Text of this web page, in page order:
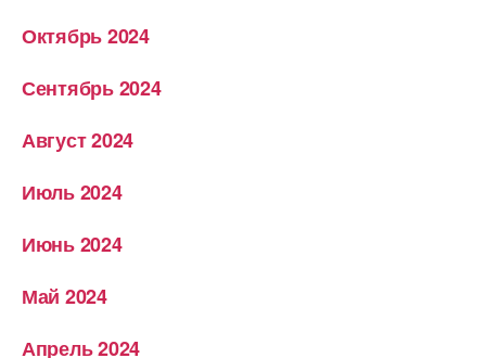
Октябрь 2024
Сентябрь 2024
Август 2024
Июль 2024
Июнь 2024
Май 2024
Апрель 2024